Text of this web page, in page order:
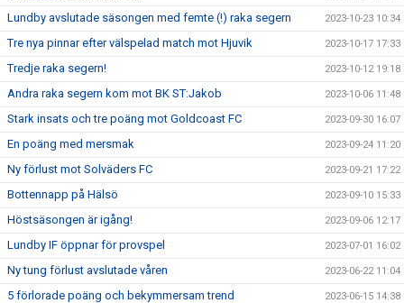
Lundby avslutade säsongen med femte (!) raka segern 2023-10-23 10:34
Tre nya pinnar efter välspelad match mot Hjuvik 2023-10-17 17:33
Tredje raka segern! 2023-10-12 19:18
Andra raka segern kom mot BK ST:Jakob 2023-10-06 11:48
Stark insats och tre poäng mot Goldcoast FC 2023-09-30 16:07
En poäng med mersmak 2023-09-24 11:20
Ny förlust mot Solväders FC 2023-09-21 17:22
Bottennapp på Hälsö 2023-09-10 15:33
Höstsäsongen är igång! 2023-09-06 12:17
Lundby IF öppnar för provspel 2023-07-01 16:02
Ny tung förlust avslutade våren 2023-06-22 11:04
5 förlorade poäng och bekymmersam trend 2023-06-15 14:38